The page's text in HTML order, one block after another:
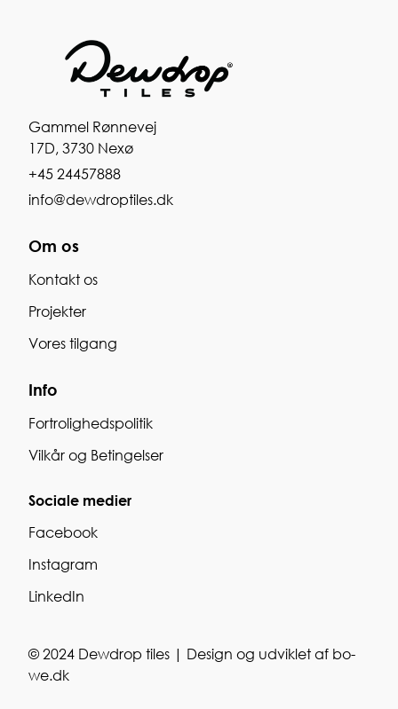
Gammel Rønnevej
17D, 3730 Nexø
+45 24457888
info@dewdroptiles.dk
Om os
Kontaktos
Projekter
Vores tilgang
Info
Fortrolighedspolitik
Vilkår og Betingelser
Sociale medier
Facebook
Instagram
LinkedIn
© 2024 Dewdrop tiles | Design og udviklet af bo-
we.dk